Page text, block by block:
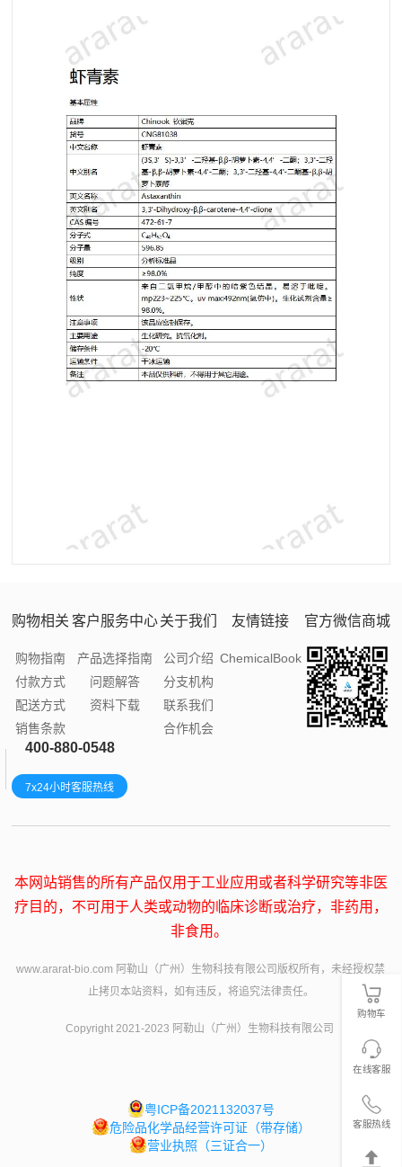
购物相关
购物指南
付款方式
配送方式
销售条款
客户服务中心
产品选择指南
问题解答
资料下载
关于我们
公司介绍
分支机构
联系我们
合作机会
友情链接
ChemicalBook
官方微信商城
400-880-0548
7x24小时客服热线
本网站销售的所有产品仅用于工业应用或者科学研究等非医
疗目的，不可用于人类或动物的临床诊断或治疗，非药用，
非食用。
www.ararat-bio.com 阿勒山（广州）生物科技有限公司版权所有，未经授权禁
止拷贝本站资料，如有违反，将追究法律责任。
Copyright 2021-2023 阿勒山（广州）生物科技有限公司
粤ICP备2021132037号
危险品化学品经营许可证（带存储）
营业执照（三证合一）
购物车
在线客服
客服热线